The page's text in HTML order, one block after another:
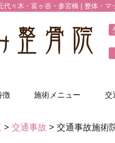
々木・富ヶ谷・参宮橋 | 整体・
徴 施術メニュー 交
> 交通事故 > 交通事故施術